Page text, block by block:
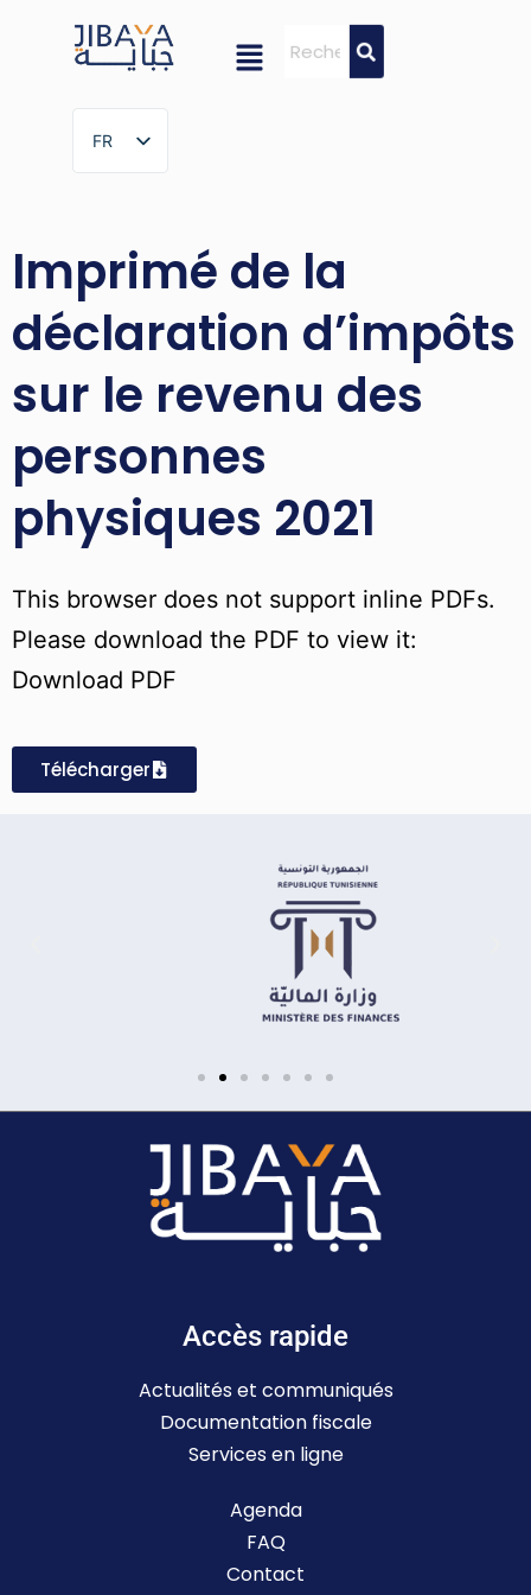
FR
FR
Imprimé de la
déclaration d’impôts
sur le revenu des
personnes
physiques 2021
This browser does not support inline PDFs.
Please download the PDF to view it:
Download PDF
Télécharger
Accès rapide
Actualités et communiqués
Documentation fiscale
Services en ligne
Agenda
FAQ
Contact